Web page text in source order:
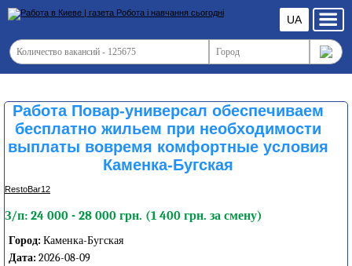
UA
Работа Повар-универсал обеспечиваем
бесплатно жильем при необходимости
выплаты вовремя комфортные условия
Каменка-Бугская
RestoBar12
З/п: 24 000 - 28 000 грн. (1 400 грн. за смену)
Город: Каменка-Бугская
Дата: 2026-08-09